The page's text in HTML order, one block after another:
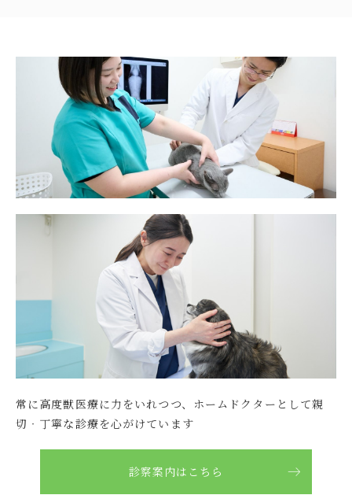
2026.05.13 グループ
🐶🐱 ヒルズフードお試しキャンペーンのお知らせ
2026.04.27 グループ
練馬本院 5月お昼の休診時間のお知らせ
練馬本院 4月お昼の休診時間のお知らせ
とくまる
【とくまる】4月の時間短縮のお知らせ
2026.03.28 グループ
練馬本院 休診のお知らせ
2026.03.26 グループ
練馬本院 休診時間のお知らせ
メディア掲載
情報
常に⾼度獣医療に⼒をいれつつ、
ホームドクターとして親
切‧丁寧な診療を⼼がけています
診察案内はこちら